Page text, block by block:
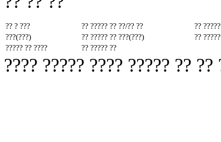
?? ? ??? ?? ????? ?? ??/?? ??
??
???(???)
?? ????? ?? ???(???)
??
????? ?? ????
?? ????? ??
???? ????? ???? ????? ??